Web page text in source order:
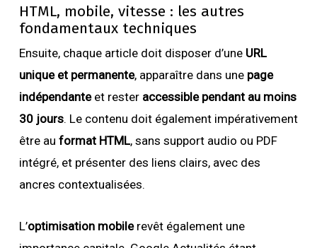
HTML, mobile, vitesse : les autres
fondamentaux techniques
Ensuite, chaque article doit disposer d’une URL
unique et permanente, apparaître dans une page
indépendanteet rester accessible pendant au moins
30 jours. Le contenu doit également impérativement
être au format HTML, sans support audio ou PDF
intégré, et présenter des liens clairs, avec des
ancres contextualisées.
L’optimisation mobilerevêt également une